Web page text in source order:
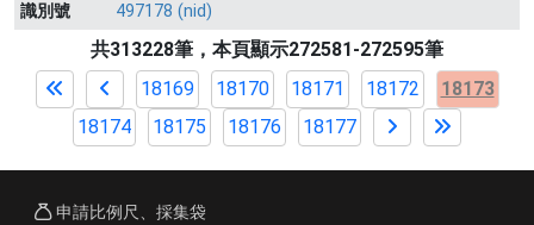
識別號
497178 (nid)
共313228筆，本頁顯示272581-272595筆
18169
18170 18171 18172
18173
18174
18175 18176 18177
申請比例尺、採集袋